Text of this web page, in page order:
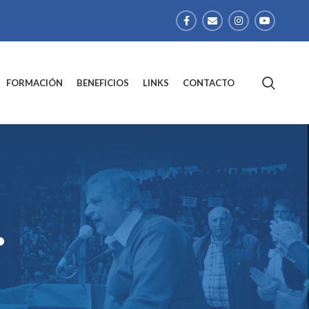
FORMACIÓN BENEFICIOS LINKS CONTACTO